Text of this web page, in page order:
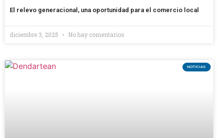
El relevo generacional, una oportunidad para el comercio local
diciembre 3, 2025 No hay comentarios
NOTICIAS